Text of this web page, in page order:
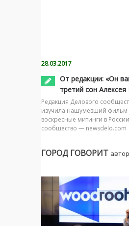
28.03.2017
От редакции: «Он
третий сон
Редакция Делового
изучила нашумевший
воскресные митинги в
сообщество — newsdelo.com
ГОРОД ГОВОРИТ